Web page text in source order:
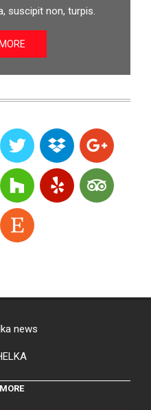
suscipit non, turpis.